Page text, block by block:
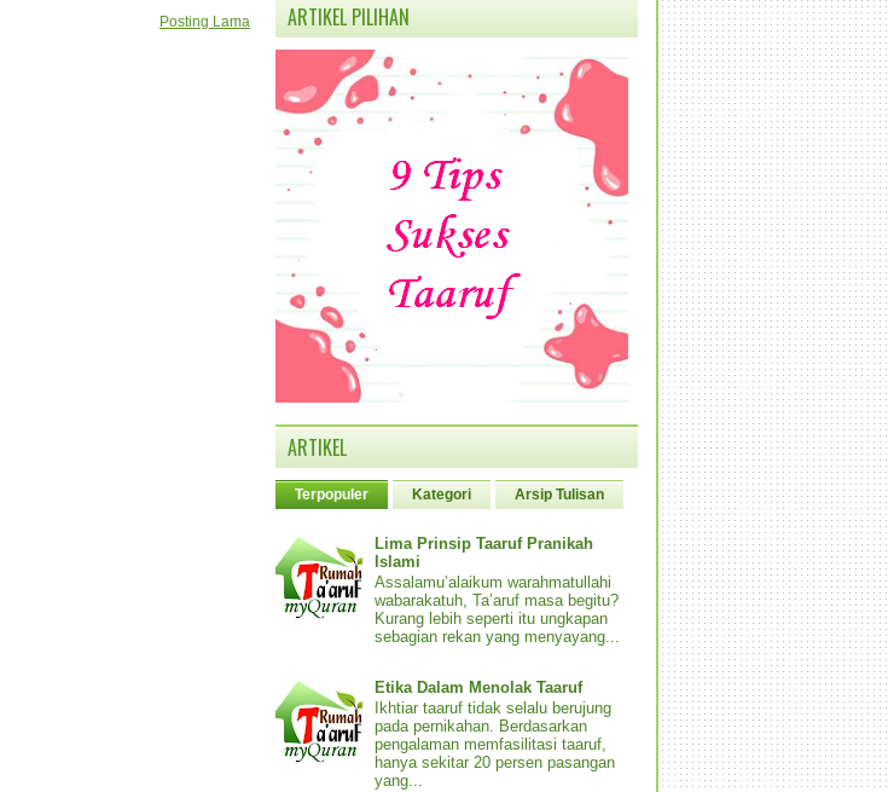
Posting Lama ARTIKEL PILIHAN
ARTIKEL
Terpopuler Kategori Arsip Tulisan
Lima Prinsip Taaruf Pranikah
Islami
Assalamu’alaikum warahmatullahi
wabarakatuh, Ta’aruf masa begitu?
Kurang lebih seperti itu ungkapan
sebagian rekan yang menyayang...
Etika Dalam Menolak Taaruf
Ikhtiar taaruf tidak selalu berujung
pada pernikahan. Berdasarkan
pengalaman memfasilitasi taaruf,
hanya sekitar 20 persen pasangan
yang...